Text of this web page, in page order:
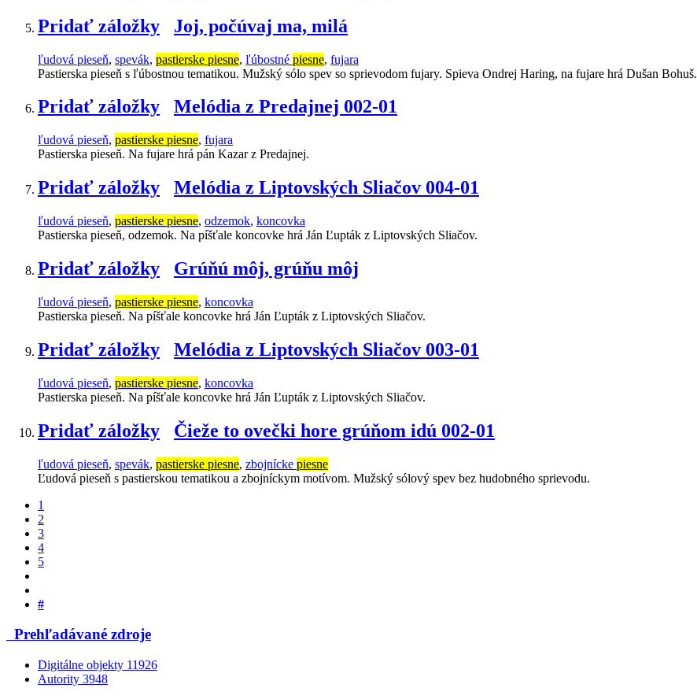
Pridať záložky Joj, počúvaj ma, milá
ľudová pieseň, spevák, pastierske piesne, ľúbostné piesne, fujara
Pastierska pieseň s ľúbostnou tematikou. Mužský sólo spev so sprievodom fujary. Spieva Ondrej Haring, na fujare hrá Dušan Bohuš.
Pridať záložky Melódia z Predajnej 002-01
ľudová pieseň, pastierske piesne, fujara
Pastierska pieseň. Na fujare hrá pán Kazar z Predajnej.
Pridať záložky Melódia z Liptovských Sliačov 004-01
ľudová pieseň, pastierske piesne, odzemok, koncovka
Pastierska pieseň, odzemok. Na píšťale koncovke hrá Ján Ľupták z Liptovských Sliačov.
Pridať záložky Grúňú môj, grúňu môj
ľudová pieseň, pastierske piesne, koncovka
Pastierska pieseň. Na píšťale koncovke hrá Ján Ľupták z Liptovských Sliačov.
Pridať záložky Melódia z Liptovských Sliačov 003-01
ľudová pieseň, pastierske piesne, koncovka
Pastierska pieseň. Na píšťale koncovke hrá Ján Ľupták z Liptovských Sliačov.
Pridať záložky Čieže to ovečki hore grúňom idú 002-01
ľudová pieseň, spevák, pastierske piesne, zbojnícke piesne
Ľudová pieseň s pastierskou tematikou a zbojníckym motívom. Mužský sólový spev bez hudobného sprievodu.
1
2
3
4
5
#
Prehľadávané zdroje
Digitálne objekty 11926
Autority 3948